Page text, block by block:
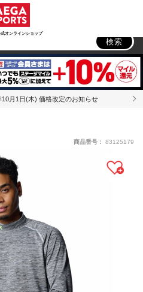
式オンラインショップ
検索
月1日(木) 価格改定のお知らせ
商品番号： 83125179